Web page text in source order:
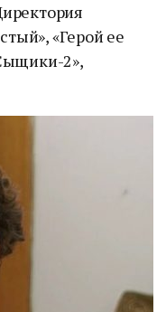
«Герой ее
2»,